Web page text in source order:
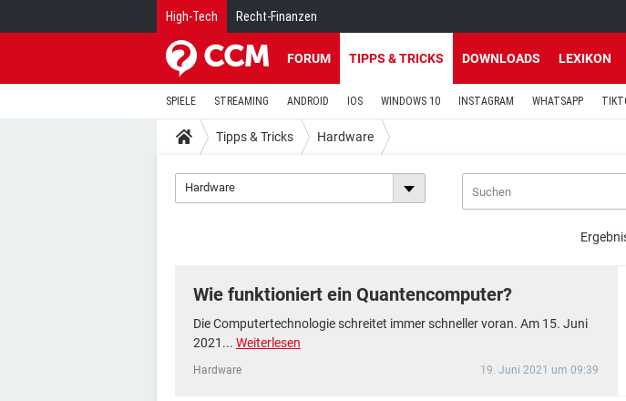
High-Tech Recht-Finanzen
FORUM TIPPS & TRICKS DOWNLOADS LEXIKON
SPIELE STREAMING ANDROID IOS WINDOWS 10 INSTAGRAM WHATSAPP
Tipps & Tricks Hardware
Hardware
Wie funktioniert ein Quantencomputer?
Die Computertechnologie schreitet immer schneller voran. Am 15. Juni
2021... Weiterlesen
Hardware 19. Juni 2021 um 09:39